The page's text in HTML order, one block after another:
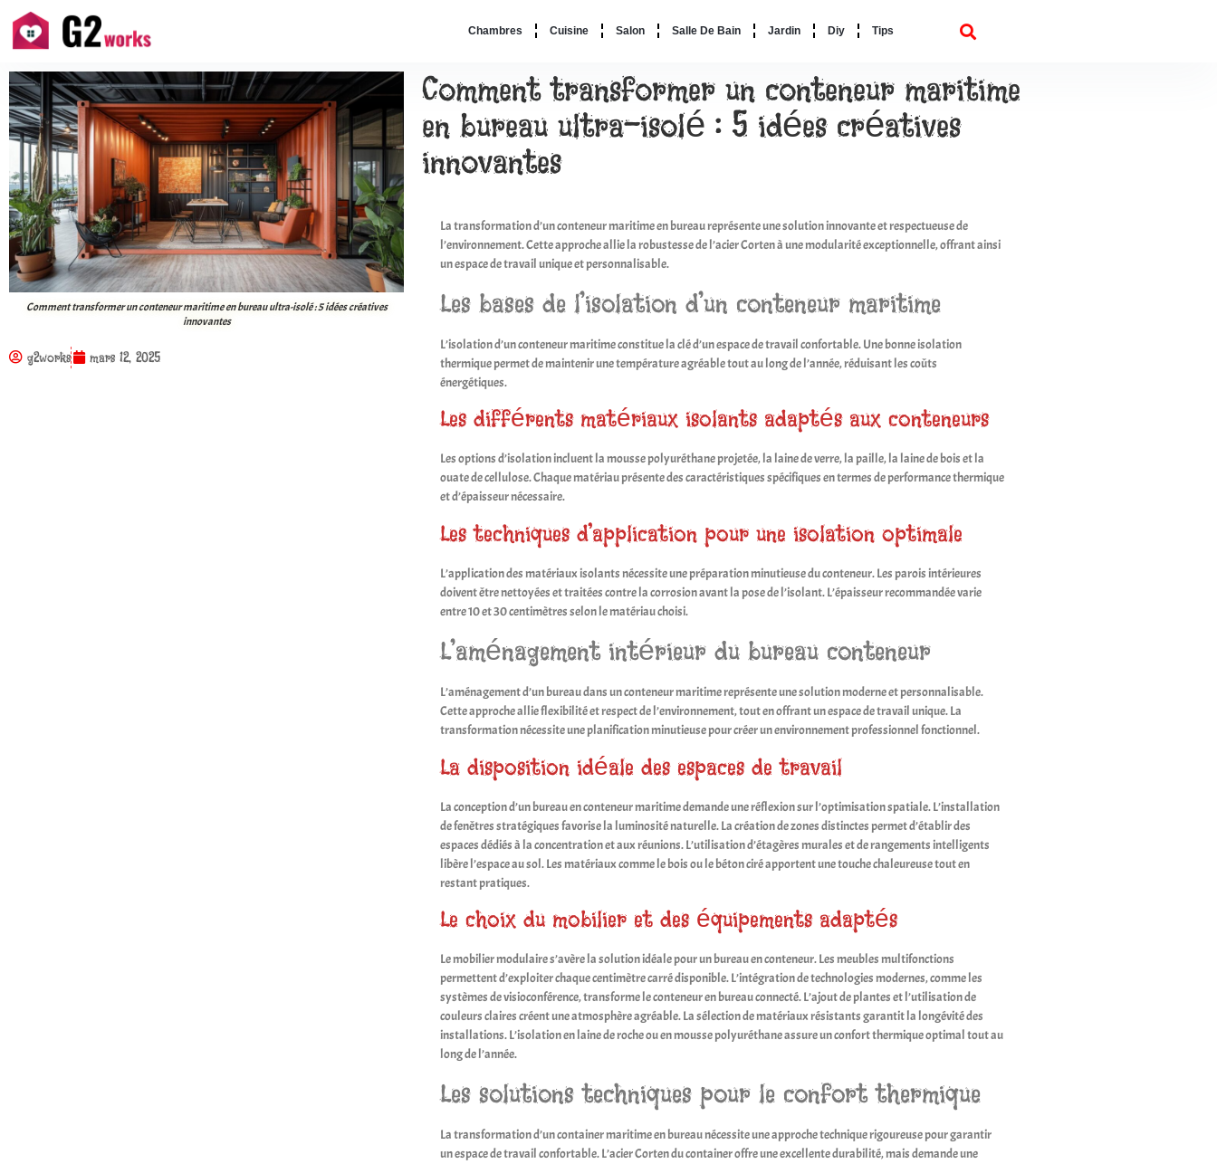
Chambres Cuisine Salon Salle De Bain Jardin Diy Tips
Comment transformer un conteneur maritime en bureau ultra-isolé : 5 idées créatives
innovantes
g2works mars 12, 2025
Comment transformer un conteneur maritime
en bureau ultra-isolé : 5 idées créatives
innovantes
La transformation d’un conteneur maritime en bureau représente une solution innovante et respectueuse de
l’environnement. Cette approche allie la robustesse de l’acier Corten à une modularité exceptionnelle, offrant ainsi
un espace de travail unique et personnalisable.
Les bases de l’isolation d’un conteneur maritime
L’isolation d’un conteneur maritime constitue la clé d’un espace de travail confortable. Une bonne isolation
thermique permet de maintenir une température agréable tout au long de l’année, réduisant les coûts
énergétiques.
Les différents matériaux isolants adaptés aux conteneurs
Les options d’isolation incluent la mousse polyuréthane projetée, la laine de verre, la paille, la laine de bois et la
ouate de cellulose. Chaque matériau présente des caractéristiques spécifiques en termes de performance thermique
et d’épaisseur nécessaire.
Les techniques d’application pour une isolation optimale
L’application des matériaux isolants nécessite une préparation minutieuse du conteneur. Les parois intérieures
doivent être nettoyées et traitées contre la corrosion avant la pose de l’isolant. L’épaisseur recommandée varie
entre 10 et 30 centimètres selon le matériau choisi.
L’aménagement intérieur du bureau conteneur
L’aménagement d’un bureau dans un conteneur maritime représente une solution moderne et personnalisable.
Cette approche allie flexibilité et respect de l’environnement, tout en offrant un espace de travail unique. La
transformation nécessite une planification minutieuse pour créer un environnement professionnel fonctionnel.
La disposition idéale des espaces de travail
La conception d’un bureau en conteneur maritime demande une réflexion sur l’optimisation spatiale. L’installation
de fenêtres stratégiques favorise la luminosité naturelle. La création de zones distinctes permet d’établir des
espaces dédiés à la concentration et aux réunions. L’utilisation d’étagères murales et de rangements intelligents
libère l’espace au sol. Les matériaux comme le bois ou le béton ciré apportent une touche chaleureuse tout en
restant pratiques.
Le choix du mobilier et des équipements adaptés
Le mobilier modulaire s’avère la solution idéale pour un bureau en conteneur. Les meubles multifonctions
permettent d’exploiter chaque centimètre carré disponible. L’intégration de technologies modernes, comme les
systèmes de visioconférence, transforme le conteneur en bureau connecté. L’ajout de plantes et l’utilisation de
couleurs claires créent une atmosphère agréable. La sélection de matériaux résistants garantit la longévité des
installations. L’isolation en laine de roche ou en mousse polyuréthane assure un confort thermique optimal tout au
long de l’année.
Les solutions techniques pour le confort thermique
La transformation d’un container maritime en bureau nécessite une approche technique rigoureuse pour garantir
un espace de travail confortable. L’acier Corten du container offre une excellente durabilité, mais demande une